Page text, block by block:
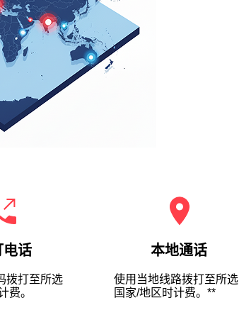
电话
拨打至所选
费。
本地通话
使用当地线路拨打至所选
国家/地区时计费。**